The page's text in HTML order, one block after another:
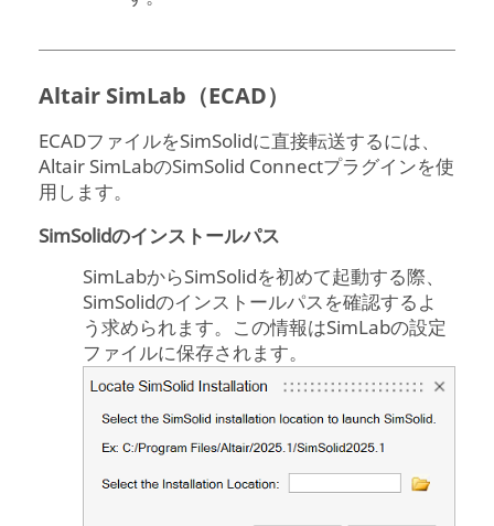
Altair SimLab（ECAD）
ECADファイルをSimSolidに直接転送するには、
Altair SimLabのSimSolid Connectプラグインを使
用します。
SimSolidのインストールパス
SimLabからSimSolidを初めて起動する際、
SimSolidのインストールパスを確認するよ
う求められます。この情報はSimLabの設定
ファイルに保存されます。